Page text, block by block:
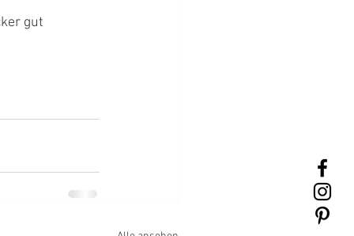
gut